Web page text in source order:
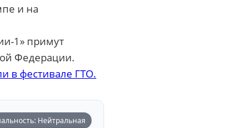
и на
1» примут
Федерации.
в фестивале ГТО.
Нейтральная